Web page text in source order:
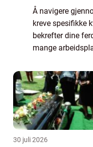
Å navigere
kreve spesifikke
bekrefter dine
mange
å sikre b&arin...
30 juli 2026